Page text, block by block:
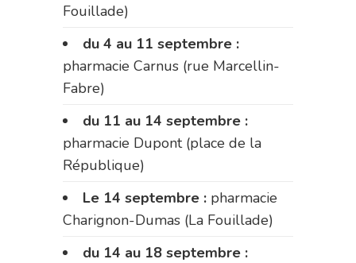
Fouillade)
du 4 au 11 septembre :
pharmacie Carnus (rue Marcellin-
Fabre)
du 11 au 14 septembre :
pharmacie Dupont (place de la
République)
Le 14 septembre : pharmacie
Charignon-Dumas (La Fouillade)
du 14 au 18 septembre :